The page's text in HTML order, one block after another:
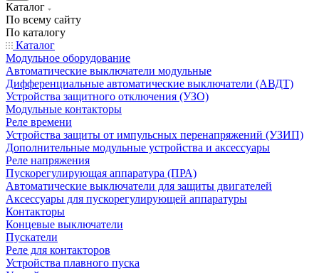
Каталог
По всему сайту
По каталогу
Каталог
Модульное оборудование
Автоматические выключатели модульные
Дифференциальные автоматические выключатели (АВДТ)
Устройства защитного отключения (УЗО)
Модульные контакторы
Реле времени
Устройства защиты от импульсных перенапряжений (УЗИП)
Дополнительные модульные устройства и аксессуары
Реле напряжения
Пускорегулирующая аппаратура (ПРА)
Автоматические выключатели для защиты двигателей
Аксессуары для пускорегулирующей аппаратуры
Контакторы
Концевые выключатели
Пускатели
Реле для контакторов
Устройства плавного пуска